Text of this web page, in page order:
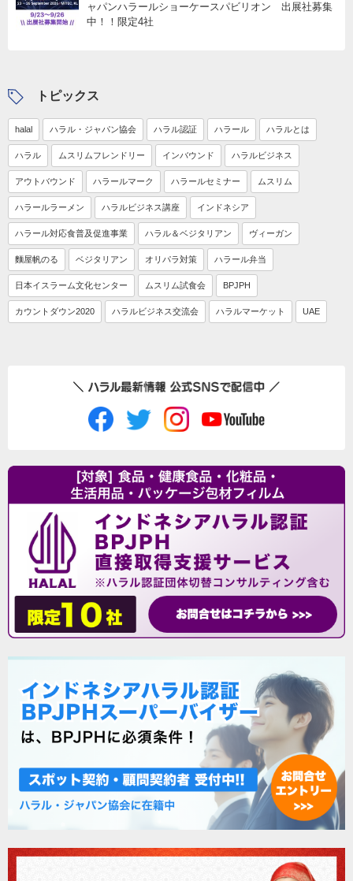
ャパンハラールショーケースパビリオン 出展社募集
中！！限定4社
トピックス
halal ハラル・ジャパン協会 ハラル認証 ハラール ハラルとは
ハラル ムスリムフレンドリー インバウンド ハラルビジネス
アウトバウンド ハラールマーク ハラールセミナー ムスリム
ハラールラーメン ハラルビジネス講座 インドネシア
ハラール対応食普及促進事業 ハラル＆ベジタリアン ヴィーガン
麵屋帆のる ベジタリアン オリパラ対策 ハラール弁当
日本イスラーム文化センター ムスリム試食会 BPJPH
カウントダウン2020 ハラルビジネス交流会 ハラルマーケット UAE